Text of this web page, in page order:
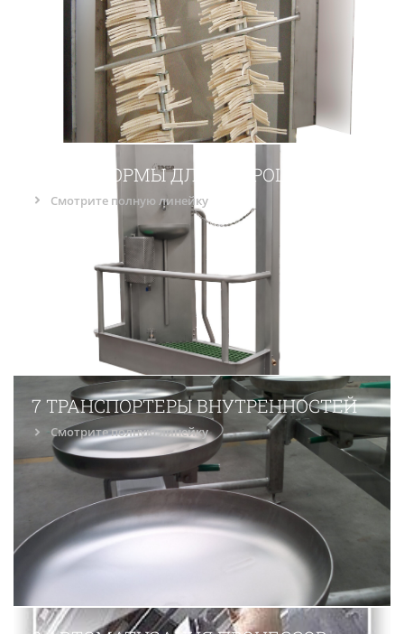
6 ПЛАТФОРМЫ ДЛЯ ПОТРОШЕНИЯ
Смотрите полную линейку
7 ТРАНСПОРТЕРЫ ВНУТРЕННОСТЕЙ
Смотрите полную линейку